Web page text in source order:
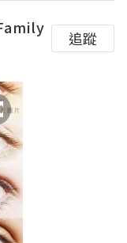
追蹤